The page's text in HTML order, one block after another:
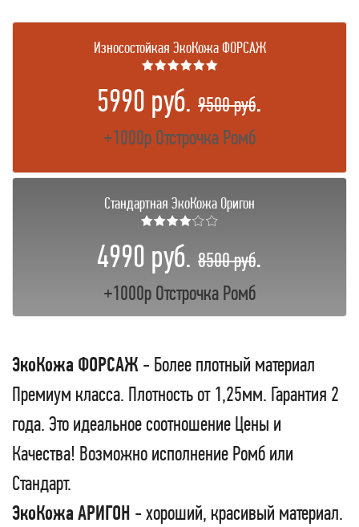
Износостойкая ЭкоКожа ФОРСАЖ
★★★★★★
5990 руб. 9500 руб.
+1000р Отстрочка Ромб
Стандартная ЭкоКожа Оригон
★★★★☆☆
4990 руб. 8500 руб.
+1000р Отстрочка Ромб
ЭкоКожа ФОРСАЖ - Более плотный материал
Премиум класса. Плотность от 1,25мм. Гарантия 2
года. Это идеальное соотношение Цены и
Качества! Возможно исполнение Ромб или
Стандарт.
ЭкоКожа АРИГОН - хороший, красивый материал.